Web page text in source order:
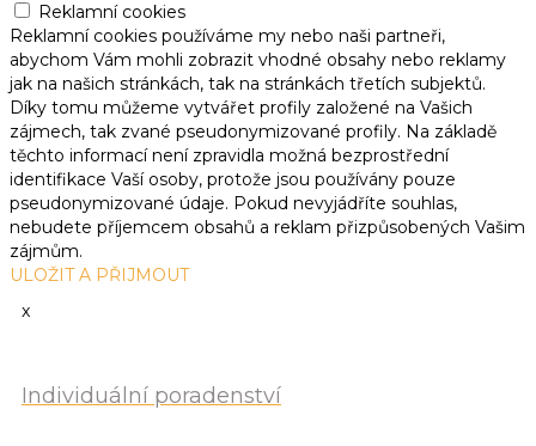
Reklamní cookies
Reklamní cookies používáme my nebo naši partneři,
abychom Vám mohli zobrazit vhodné obsahy nebo reklamy
jak na našich stránkách, tak na stránkách třetích subjektů.
Díky tomu můžeme vytvářet profily založené na Vašich
zájmech, tak zvané pseudonymizované profily. Na základě
těchto informací není zpravidla možná bezprostřední
identifikace Vaší osoby, protože jsou používány pouze
pseudonymizované údaje. Pokud nevyjádříte souhlas,
nebudete příjemcem obsahů a reklam přizpůsobených Vašim
zájmům.
ULOŽIT A PŘIJMOUT
x
Individuální poradenství